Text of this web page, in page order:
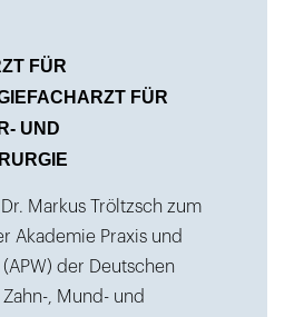
FÜR
FÜR
UND
Markus Tröltzsch zum
Akademie Praxis und
der Deutschen
, Mund- und